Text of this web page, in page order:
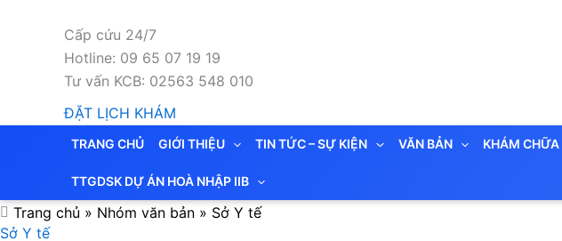
Cấp cứu 24/7
Hotline: 09 65 07 19 19
Tư vấn KCB: 02563 548 010
ĐẶT LỊCH KHÁM
TRANG CHỦ GIỚI THIỆU TIN TỨC – SỰ KIỆN VĂN BẢN KHÁM CHỮA
TTGDSK DỰ ÁN HOÀ NHẬP IIB
Trang chủ » Nhóm văn bản » Sở Y tế
Sở Y tế